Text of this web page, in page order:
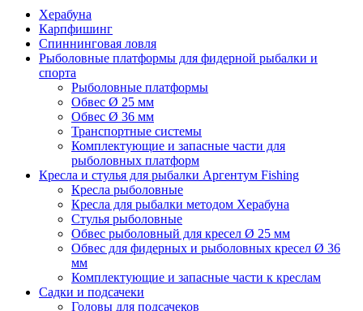
Херабуна
Карпфишинг
Спиннинговая ловля
Рыболовные платформы для фидерной рыбалки и
спорта
Рыболовные платформы
Обвес Ø 25 мм
Обвес Ø 36 мм
Транспортные системы
Комплектующие и запасные части для
рыболовных платформ
Кресла и стулья для рыбалки Аргентум Fishing
Кресла рыболовные
Кресла для рыбалки методом Херабуна
Стулья рыболовные
Обвес рыболовный для кресел Ø 25 мм
Обвес для фидерных и рыболовных кресел Ø 36
мм
Комплектующие и запасные части к креслам
Садки и подсачеки
Головы для подсачеков